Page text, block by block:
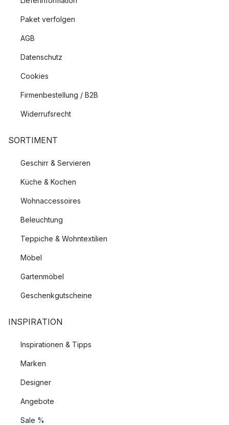
Paket verfolgen
AGB
Datenschutz
Cookies
Firmenbestellung / B2B
Widerrufsrecht
SORTIMENT
Geschirr & Servieren
Küche & Kochen
Wohnaccessoires
Beleuchtung
Teppiche & Wohntextilien
Möbel
Gartenmöbel
Geschenkgutscheine
INSPIRATION
Inspirationen & Tipps
Marken
Designer
Angebote
Sale %